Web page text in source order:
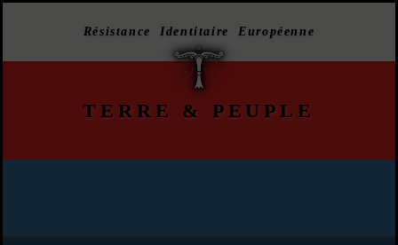
Résistance Identitaire Européenne
TERRE & PEUPLE